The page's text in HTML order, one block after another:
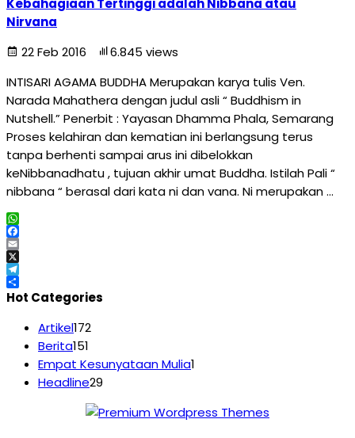
Kebahagiaan Tertinggi adalah Nibbana atau
Nirvana
22 Feb 2016
6.845 views
INTISARI AGAMA BUDDHA Merupakan karya tulis Ven.
Narada Mahathera dengan judul asli “ Buddhism in
Nutshell.” Penerbit : Yayasan Dhamma Phala, Semarang
Proses kelahiran dan kematian ini berlangsung terus
tanpa berhenti sampai arus ini dibelokkan
keNibbanadhatu , tujuan akhir umat Buddha. Istilah Pali “
nibbana “ berasal dari kata ni dan vana. Ni merupakan …
WhatsApp
Facebook
Email
X
Telegram
Share
Hot Categories
Artikel172
Berita151
Empat Kesunyataan Mulia1
Headline29